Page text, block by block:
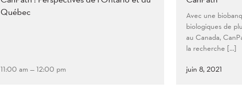
Québec
11:00 am — 12:00 pm
Avec une
biologiques de
au Canada,
la recherche […]
juin 8, 2021